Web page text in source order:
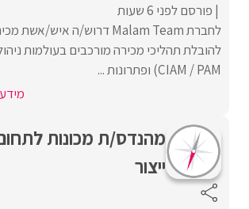
פורסם לפני 6 שעות
CIAM / PAM) ופתרונות ...
מהנדס/ת מכונות
ייצור